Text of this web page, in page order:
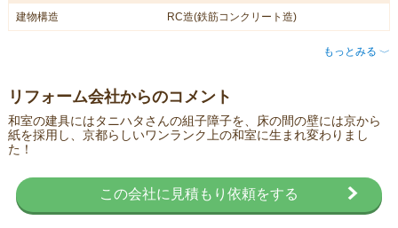
建物構造 RC造(鉄筋コンクリート造)
もっとみる 〈
リフォーム会社からのコメント
和室の建具にはタニハタさんの組子障子を、床の間の壁には京から
紙を採用し、京都らしいワンランク上の和室に生まれ変わりまし
た！
この会社に見積もり依頼をする